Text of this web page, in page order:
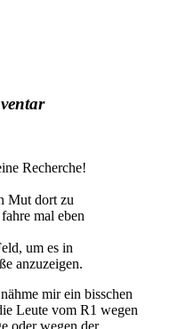
Recherche!
Mut dort zu
mal eben
um es in
anzuzeigen.
mir ein bisschen
Leute vom R1 wegen